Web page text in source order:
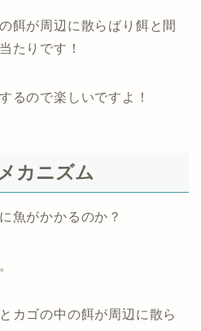
餌が周辺に散らばり餌と間
たりです！
るので楽しいですよ！
カニズム
魚がかかるのか？
カゴの中の餌が周辺に散ら